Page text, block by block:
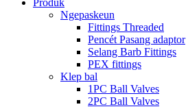
Produk
Ngepaskeun
Fittings Threaded
Pencét Pasang adaptor
Selang Barb Fittings
PEX fittings
Klep bal
1PC Ball Valves
2PC Ball Valves